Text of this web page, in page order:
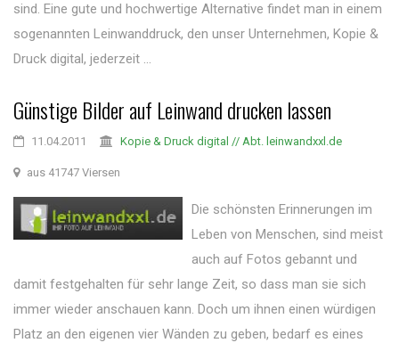
sind. Eine gute und hochwertige Alternative findet man in einem
sogenannten Leinwanddruck, den unser Unternehmen, Kopie &
Druck digital, jederzeit ...
Günstige Bilder auf Leinwand drucken lassen
11.04.2011 Kopie & Druck digital // Abt. leinwandxxl.de
aus 41747 Viersen
Die schönsten Erinnerungen im
Leben von Menschen, sind meist
auch auf Fotos gebannt und
damit festgehalten für sehr lange Zeit, so dass man sie sich
immer wieder anschauen kann. Doch um ihnen einen würdigen
Platz an den eigenen vier Wänden zu geben, bedarf es eines